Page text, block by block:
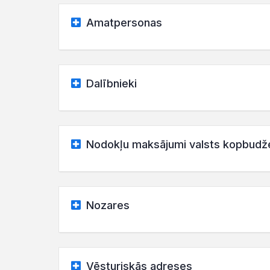
Amatpersonas
Dalībnieki
Nodokļu maksājumi valsts
Nozares
Vēsturiskās adreses